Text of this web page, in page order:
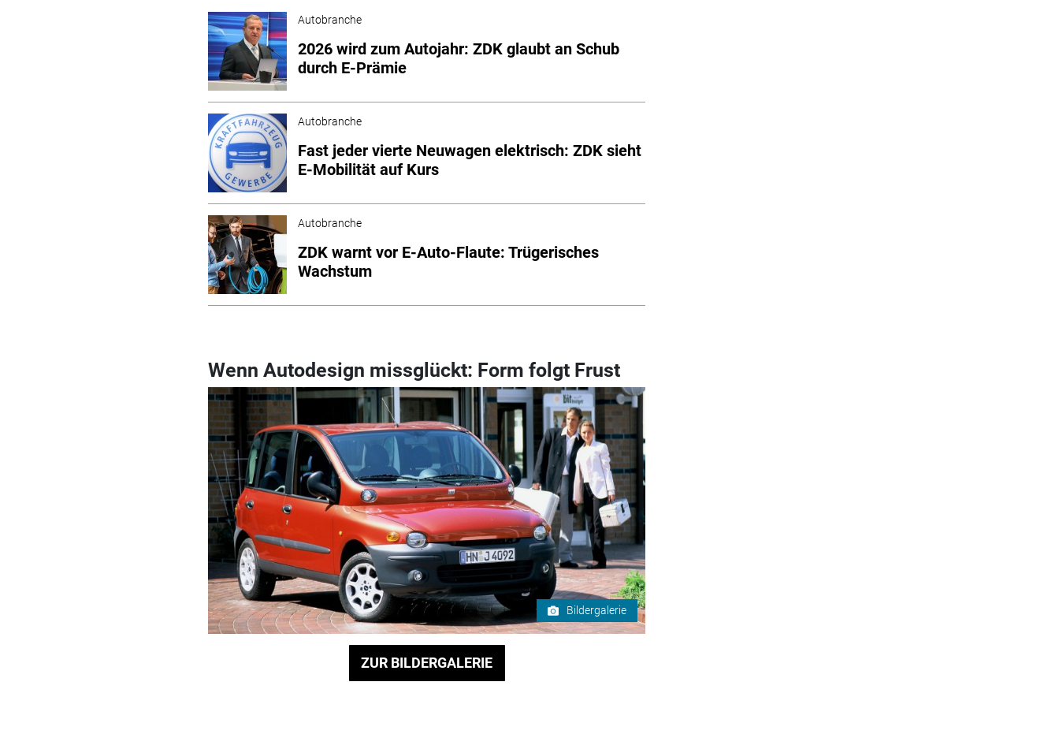
Autobranche
2026 wird zum Autojahr: ZDK glaubt an Schub
durch E-Prämie
Autobranche
Fast jeder vierte Neuwagen elektrisch: ZDK sieht
E-Mobilität auf Kurs
Autobranche
ZDK warnt vor E-Auto-Flaute: Trügerisches
Wachstum
Wenn Autodesign missglückt: Form folgt Frust
Bildergalerie
ZUR BILDERGALERIE